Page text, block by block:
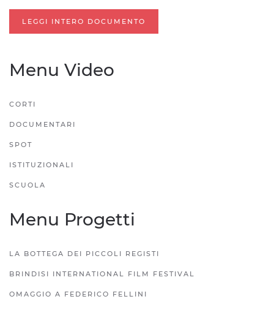
LEGGI INTERO DOCUMENTO
Menu Video
CORTI
DOCUMENTARI
SPOT
ISTITUZIONALI
SCUOLA
Menu Progetti
LA BOTTEGA DEI PICCOLI REGISTI
BRINDISI INTERNATIONAL FILM FESTIVAL
OMAGGIO A FEDERICO FELLINI